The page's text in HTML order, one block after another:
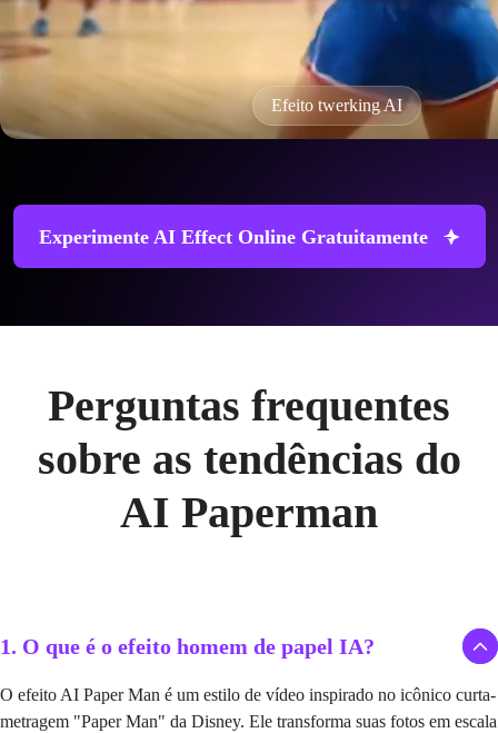
Efeito twerking AI
Experimente AI Effect Online Gratuitamente
Perguntas frequentes
sobre as tendências do
AI Paperman
1. O que é o efeito homem de papel IA?
O efeito AI Paper Man é um estilo de vídeo inspirado no icônico curta-
metragem "Paper Man" da Disney. Ele transforma suas fotos em escala